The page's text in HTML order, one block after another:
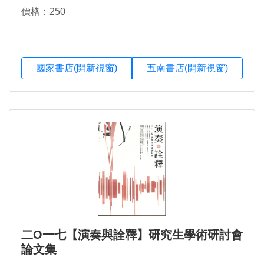
價格：250
國家書店(開新視窗) 五南書店(開新視窗)
二O一七【演奏與詮釋】研究生學術研討會
論文集